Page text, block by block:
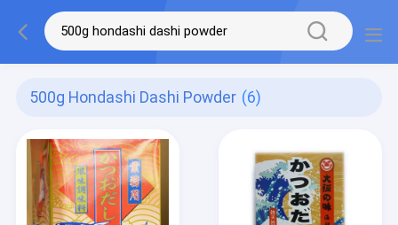
500g Hondashi Dashi Powder (6)